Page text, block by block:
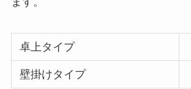
卓上タイプ
壁掛けタイプ